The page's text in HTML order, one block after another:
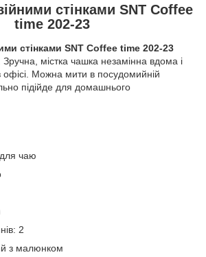
стінками SNT Coffee
time 202-23
стінками SNT Coffee time 202-23
Зручна, містка чашка незамінна вдома і
офісі. Можна мити в посудомийній
підійде для домашнього
чаю
2
з малюнком